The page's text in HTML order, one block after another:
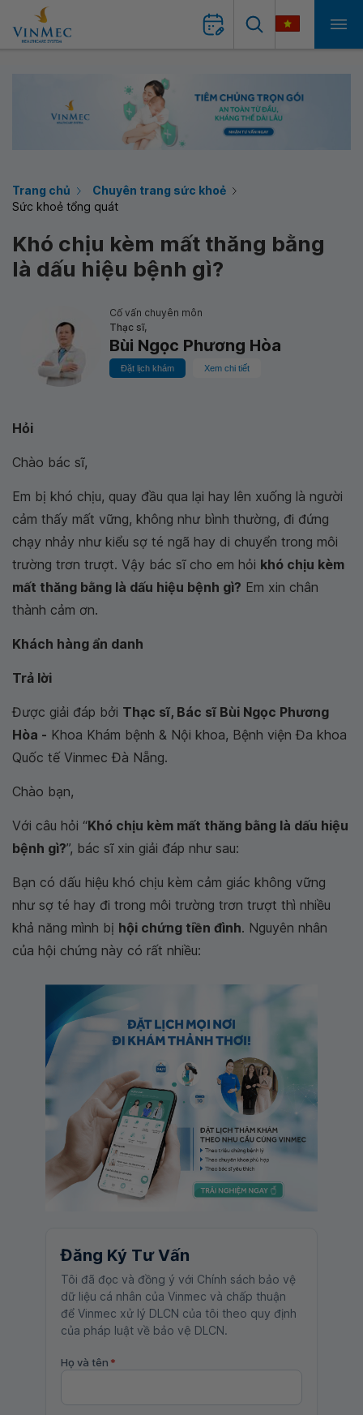
Trang chủ
Chuyên trang sức khoẻ
Sức khoẻ tổng quát
Khó chịu kèm mất thăng bằng
là dấu hiệu bệnh gì?
Cố vấn chuyên môn
Thạc sĩ,
Bùi Ngọc Phương Hòa
Đặt lịch khám Xem chi tiết
Hỏi
Chào bác sĩ,
Em bị khó chịu, quay đầu qua lại hay lên xuống là người
cảm thấy mất vững, không như bình thường, đi đứng
chạy nhảy như kiểu sợ té ngã hay di chuyển trong môi
trường trơn trượt. Vậy bác sĩ cho em hỏi khó chịu kèm
mất thăng bằng là dấu hiệu bệnh gì? Em xin chân
thành cảm ơn.
Khách hàng ẩn danh
Trả lời
Được giải đáp bởi Thạc sĩ, Bác sĩ Bùi Ngọc Phương
Hòa - Khoa Khám bệnh & Nội khoa, Bệnh viện Đa khoa
Quốc tế Vinmec Đà Nẵng.
Chào bạn,
Với câu hỏi “Khó chịu kèm mất thăng bằng là dấu hiệu
bệnh gì?”, bác sĩ xin giải đáp như sau:
Bạn có dấu hiệu khó chịu kèm cảm giác không vững
như sợ té hay đi trong môi trường trơn trượt thì nhiều
khả năng mình bị hội chứng tiền đình. Nguyên nhân
của hội chứng này có rất nhiều:
Đăng Ký Tư Vấn
Tôi đã đọc và đồng ý với Chính sách bảo vệ
dữ liệu cá nhân của Vinmec và chấp thuận
để Vinmec xử lý DLCN của tôi theo quy định
của pháp luật về bảo vệ DLCN.
Họ và tên *